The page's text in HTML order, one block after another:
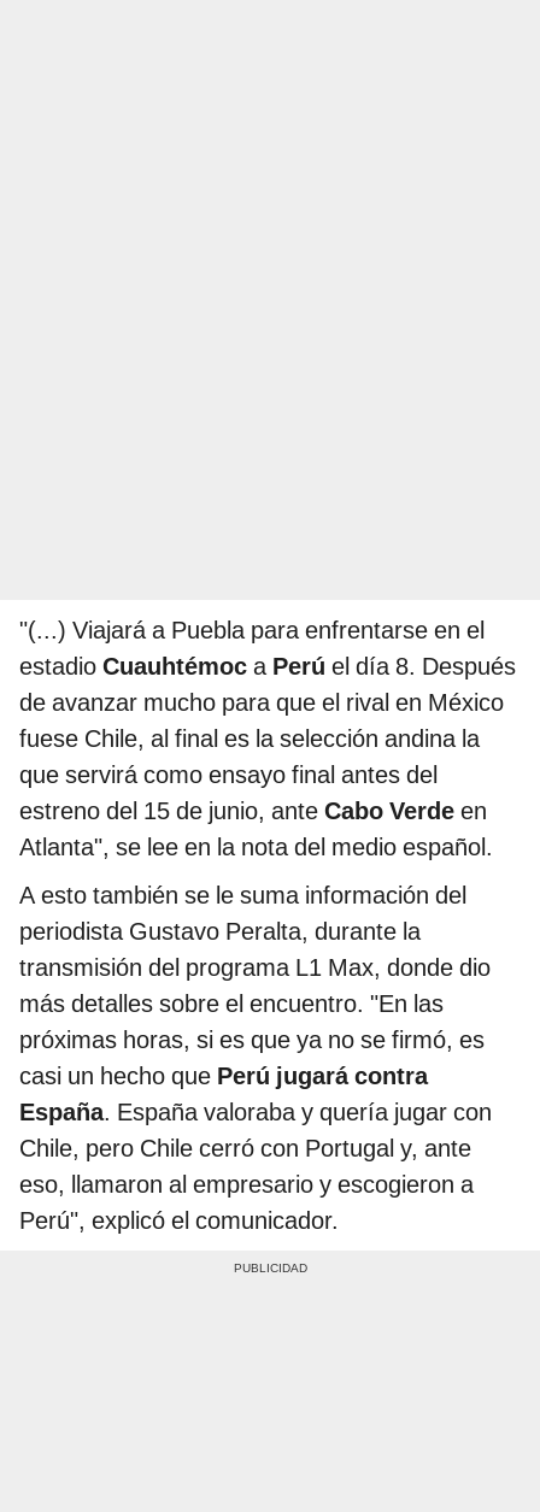
"(...) Viajará a Puebla para enfrentarse en el
estadio Cuauhtémoc aPerú el día 8. Después
de avanzar mucho para que el rival en México
fuese Chile, al final es la selección andina la
que servirá como ensayo final antes del
estreno del 15 de junio, ante Cabo Verde en
Atlanta", se lee en la nota del medio español.
A esto también se le suma información del
periodista Gustavo Peralta, durante la
transmisión del programa L1 Max, donde dio
más detalles sobre el encuentro. "En las
próximas horas, si es que ya no se firmó, es
casi un hecho que Perú jugará contra
España. España valoraba y quería jugar con
Chile, pero Chile cerró con Portugal y, ante
eso, llamaron al empresario y escogieron a
Perú", explicó el comunicador.